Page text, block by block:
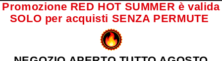
Promozione RED HOT SUMMER è valida
SOLO per acquisti SENZA PERMUTE